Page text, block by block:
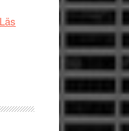
spännande
med
Läs